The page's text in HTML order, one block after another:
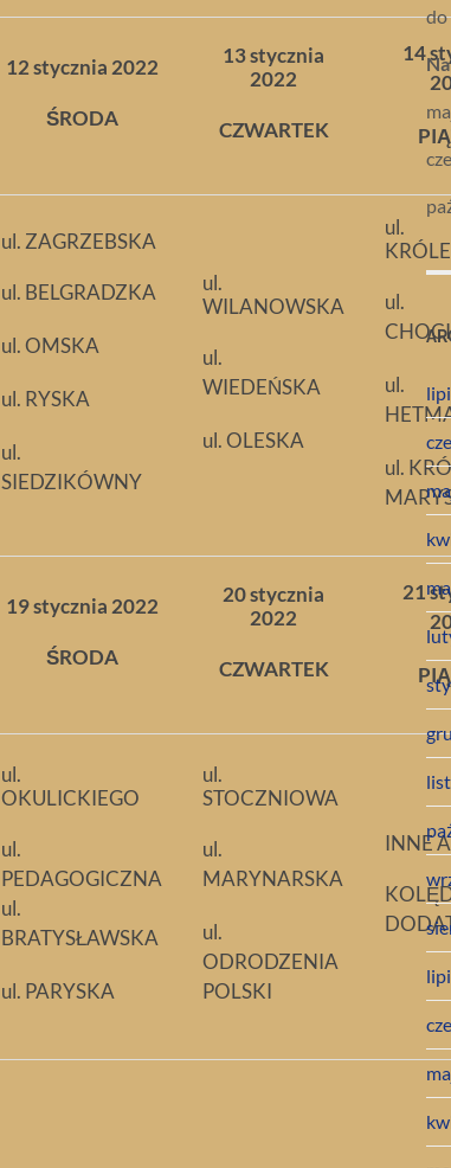
12 stycznia 2022
ŚRODA
13 stycznia
2022
CZWARTEK
14
ul. ZAGRZEBSKA
ul. BELGRADZKA
ul. OMSKA
ul. RYSKA
ul.
SIEDZIKÓWNY
ul.
WILANOWSKA
ul.
WIEDEŃSKA
ul. OLESKA
ul.
ul.
ul.
ul.
19 stycznia 2022
ŚRODA
20 stycznia
2022
CZWARTEK
21
ul.
OKULICKIEGO
ul.
PEDAGOGICZNA
ul.
BRATYSŁAWSKA
ul. PARYSKA
ul.
STOCZNIOWA
ul.
MARYNARSKA
ul.
ODRODZENIA
POLSKI
INNE
do